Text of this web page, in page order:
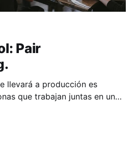
Pair
llevará a producción es
que trabajan juntas en un
tiempo de entrega. Es algo